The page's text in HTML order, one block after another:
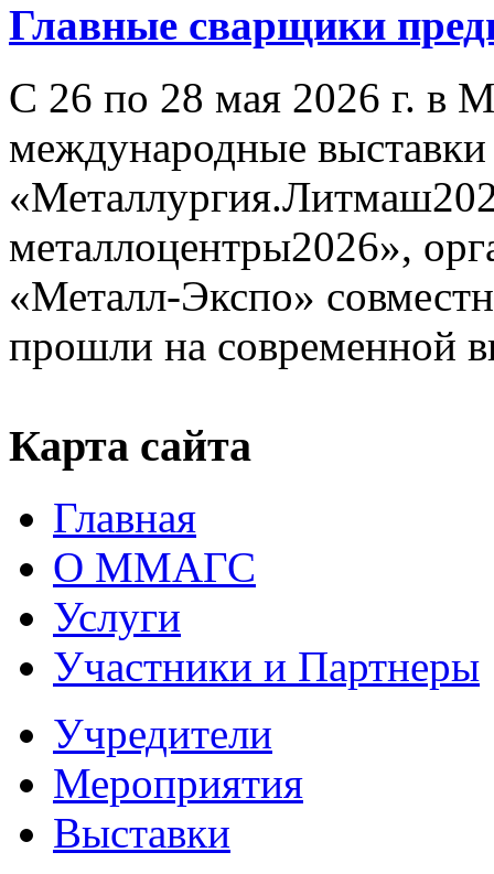
Главные сварщики
С 26 по 28 мая 2026 г. в
международные
металлоцентры2026»,
«Металл-Экспо»
прошли на современной
Карта сайта
Главная
О ММАГС
Услуги
Участники и Партнеры
Учредители
Мероприятия
Выставки